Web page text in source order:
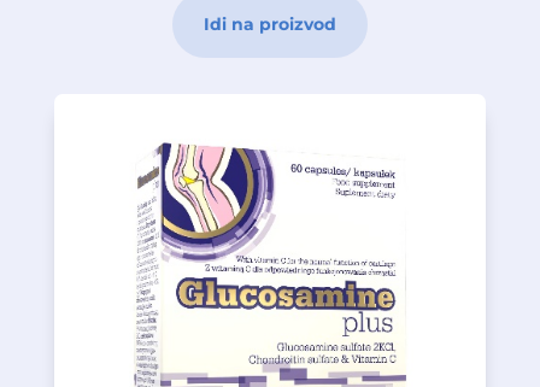
Idi na proizvod
kako bi se osiguralo pravilno
funkcioniranje hrskavice i kostiju.